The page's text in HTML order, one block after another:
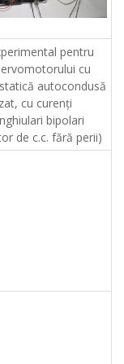
pentru
cu
autocondusă
cu curenţi
bipolari
de c.c. fără perii)